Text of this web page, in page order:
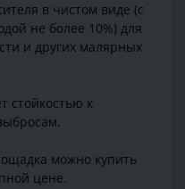
в чистом виде (с
не более 10%) для
и других малярных
стойкостью к
можно купить
цене.